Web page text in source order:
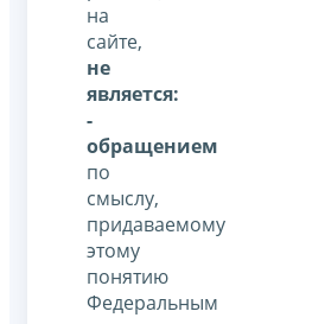
на
сайте,
не
является:
-
обращением
по
смыслу,
придаваемому
этому
понятию
Федеральным